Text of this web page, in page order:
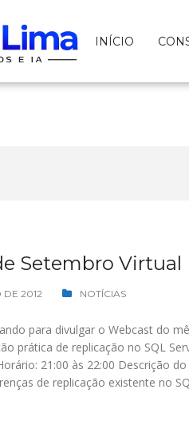
INÍCIO
Setembro Virtual
DE 2012 NOTÍCIAS
para divulgar o Webcast do
prática de replicação no SQL
21:00 às 22:00 Descrição
de replicação existente no